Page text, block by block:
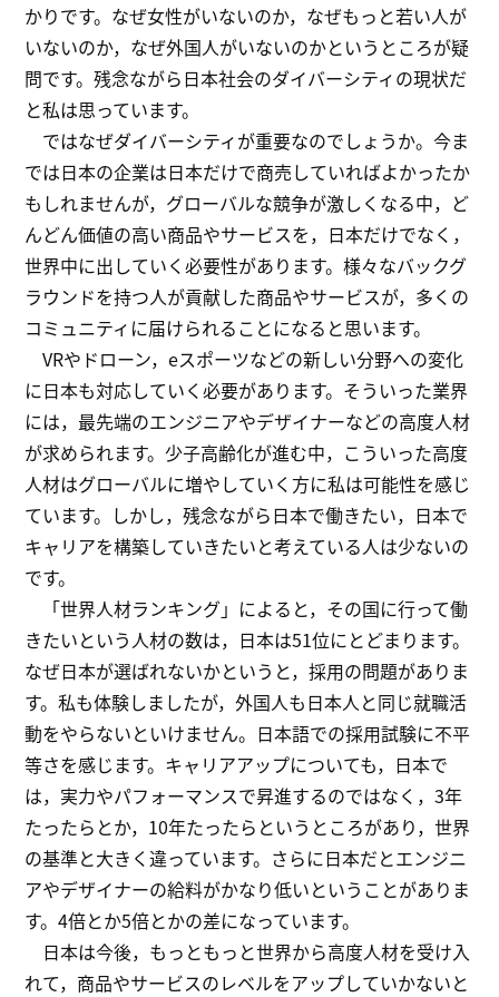
かりです。なぜ女性がいないのか，なぜもっと若い人が
いないのか，なぜ外国人がいないのかというところが疑
問です。残念ながら日本社会のダイバーシティの現状だ
と私は思っています。
ではなぜダイバーシティが重要なのでしょうか。今ま
では日本の企業は日本だけで商売していればよかったか
もしれませんが，グローバルな競争が激しくなる中，ど
んどん価値の高い商品やサービスを，日本だけでなく，
世界中に出していく必要性があります。様々なバックグ
ラウンドを持つ人が貢献した商品やサービスが，多くの
コミュニティに届けられることになると思います。
VRやドローン，eスポーツなどの新しい分野への変化
に日本も対応していく必要があります。そういった業界
には，最先端のエンジニアやデザイナーなどの高度人材
が求められます。少子高齢化が進む中，こういった高度
人材はグローバルに増やしていく方に私は可能性を感じ
ています。しかし，残念ながら日本で働きたい，日本で
キャリアを構築していきたいと考えている人は少ないの
です。
「世界人材ランキング」によると，その国に行って働
きたいという人材の数は，日本は51位にとどまります。
なぜ日本が選ばれないかというと，採用の問題がありま
す。私も体験しましたが，外国人も日本人と同じ就職活
動をやらないといけません。日本語での採用試験に不平
等さを感じます。キャリアアップについても，日本で
は，実力やパフォーマンスで昇進するのではなく，3年
たったらとか，10年たったらというところがあり，世界
の基準と大きく違っています。さらに日本だとエンジニ
アやデザイナーの給料がかなり低いということがありま
す。4倍とか5倍とかの差になっています。
日本は今後，もっともっと世界から高度人材を受け入
れて，商品やサービスのレベルをアップしていかないと